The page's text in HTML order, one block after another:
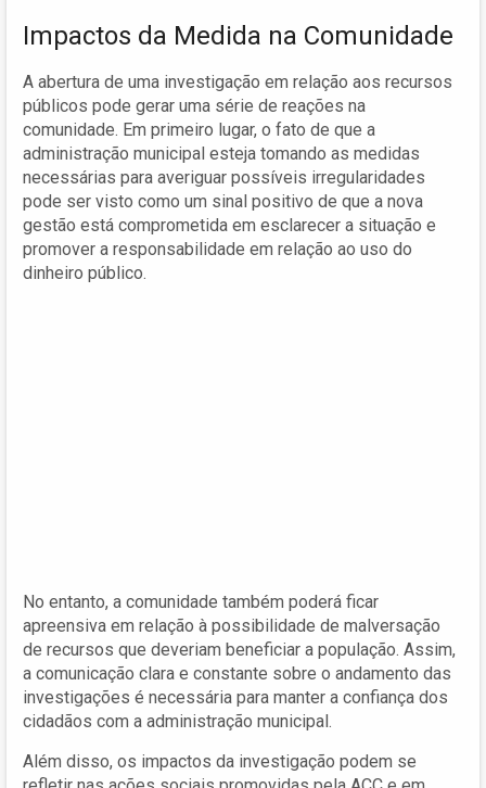
Impactos da Medida na Comunidade
A abertura de uma investigação em relação aos recursos
públicos pode gerar uma série de reações na
comunidade. Em primeiro lugar, o fato de que a
administração municipal esteja tomando as medidas
necessárias para averiguar possíveis irregularidades
pode ser visto como um sinal positivo de que a nova
gestão está comprometida em esclarecer a situação e
promover a responsabilidade em relação ao uso do
dinheiro público.
No entanto, a comunidade também poderá ficar
apreensiva em relação à possibilidade de malversação
de recursos que deveriam beneficiar a população. Assim,
a comunicação clara e constante sobre o andamento das
investigações é necessária para manter a confiança dos
cidadãos com a administração municipal.
Além disso, os impactos da investigação podem se